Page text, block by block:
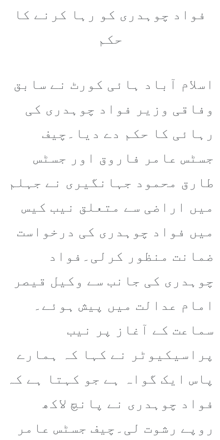
فواد چوہدری کو رہا کرنے کا
حکم
اسلام آباد ہائی کورٹ نے سابق
وفاقی وزیر فواد چوہدری کی
رہائی کا حکم دے دیا۔چیف
جسٹس عامر فاروق اور جسٹس
طارق محمود جہانگیری نے جہلم
میں اراضی سے متعلق نیب کیس
میں فواد چوہدری کی درخواست
ضمانت منظور کرلی۔فواد
چوہدری کی جانب سے وکیل قیصر
امام عدالت میں پیش ہوئے۔
سماعت کے آغاز پر نیب
پراسیکیوٹر نے کہا کہ ہمارے
پاس ایک گواہ ہے جو کہتا ہے کہ
فواد چوہدری نے پانچ لاکھ
روپے رشوت لی۔چیف جسٹس عامر